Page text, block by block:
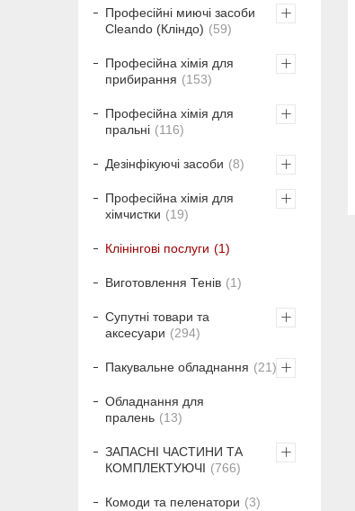
Професійні миючі засоби
Cleando (Кліндо)
59
Професійна хімія для
прибирання
153
Професійна хімія для
пральні
116
Дезінфікуючі засоби 8
Професійна хімія для
хімчистки
19
Клінінгові послуги 1
Виготовлення Тенів 1
Супутні товари та
аксесуари
294
Пакувальне обладнання 21
Обладнання для
пралень
13
ЗАПАСНІ ЧАСТИНИ ТА
КОМПЛЕКТУЮЧІ
766
Комоди та пеленатори 3